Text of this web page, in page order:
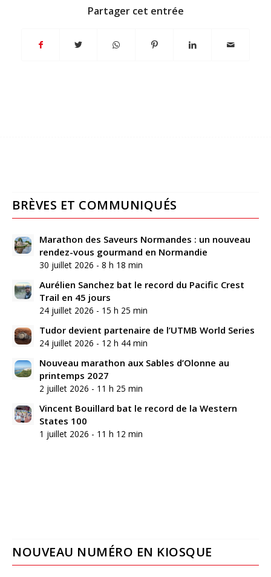
Partager cet entrée
BRÈVES ET COMMUNIQUÉS
Marathon des Saveurs Normandes : un nouveau
rendez-vous gourmand en Normandie
30 juillet 2026 - 8 h 18 min
Aurélien Sanchez bat le record du Pacific Crest
Trail en 45 jours
24 juillet 2026 - 15 h 25 min
Tudor devient partenaire de l’UTMB World Series
24 juillet 2026 - 12 h 44 min
Nouveau marathon aux Sables d’Olonne au
printemps 2027
2 juillet 2026 - 11 h 25 min
Vincent Bouillard bat le record de la Western
States 100
1 juillet 2026 - 11 h 12 min
NOUVEAU NUMÉRO EN KIOSQUE